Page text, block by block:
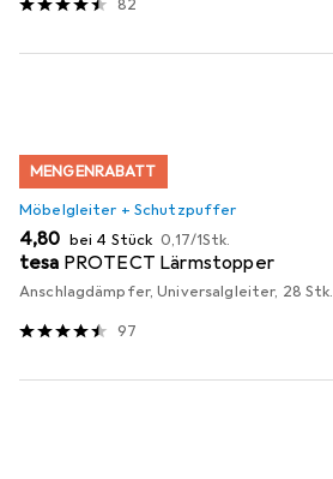
82
MENGENRABATT
Möbelgleiter + Schutzpuffer
EUR
4,80 bei 4 Stück EUR
0,17/1Stk.
tesa PROTECT Lärmstopper
Anschlagdämpfer, Universalgleiter, 28 Stk.
97